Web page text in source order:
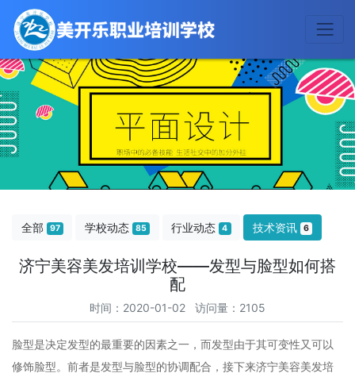
全部 97 学校动态 85 行业动态 4 技术资讯 6
济宁美容美发培训学校——发型与脸型如何搭
配
时间：2020-01-02 访问量：2105
脸型是决定发型的最重要的因素之一，而发型由于其可变性又可以
修饰脸型。前者是发型与脸型的协调配合，接下来济宁美容美发培